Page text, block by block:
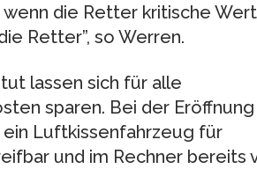
die Retter kritische
Retter”, so Werren.
lassen sich für alle
sparen. Bei der Eröffnung
Luftkissenfahrzeug für
und im Rechner bereits